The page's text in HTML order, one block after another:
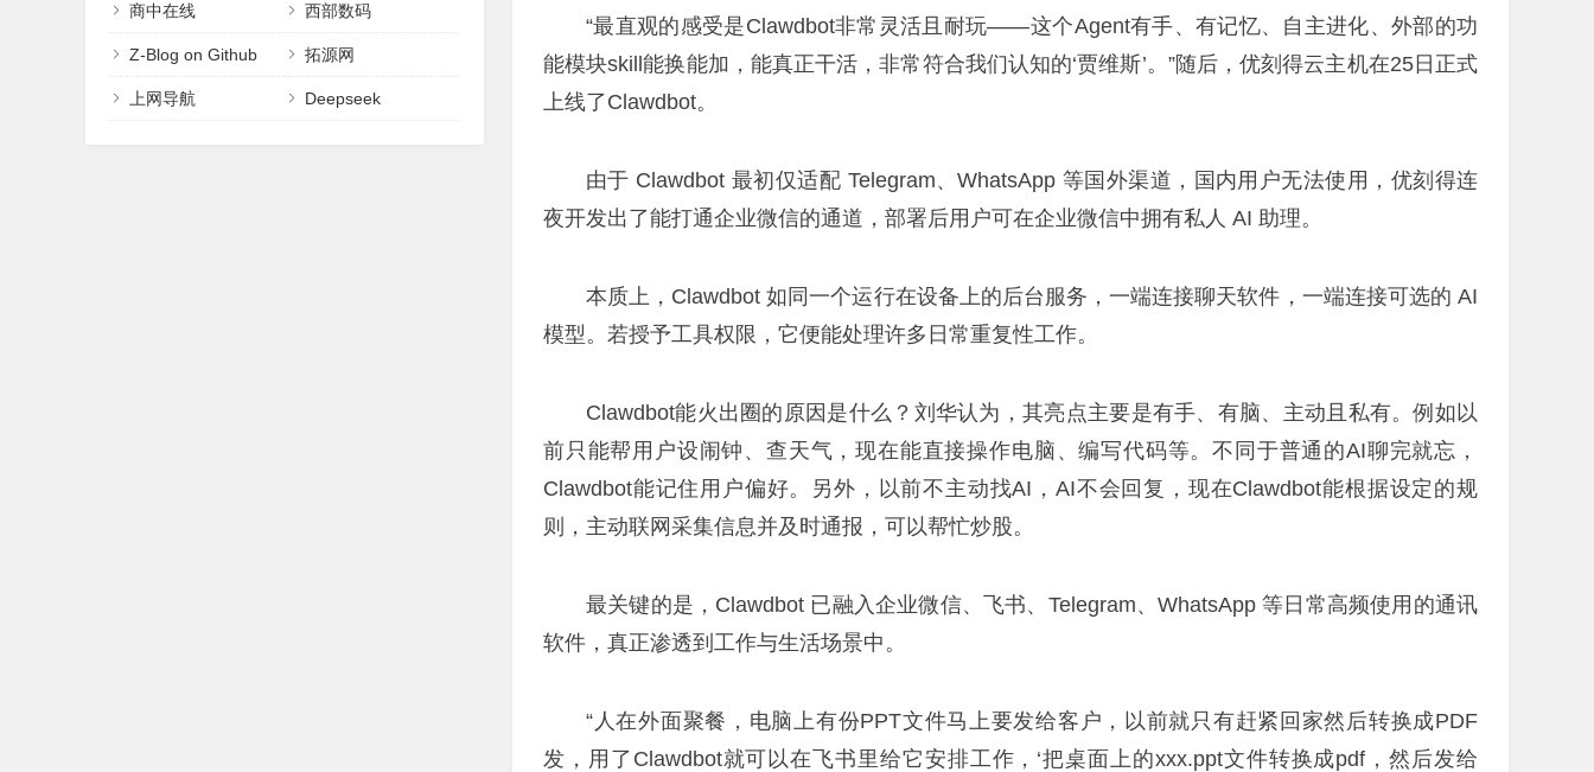
“最直观的感受是Clawdbot非常灵活且耐玩——这个Agent有手、有记忆、自主进化、外部的功
能模块skill能换能加，能真正干活，非常符合我们认知的‘贾维斯’。”随后，优刻得云主机在25日正式
上线了Clawdbot。
由于 Clawdbot 最初仅适配 Telegram、WhatsApp 等国外渠道，国内用户无法使用，优刻得连
夜开发出了能打通企业微信的通道，部署后用户可在企业微信中拥有私人 AI 助理。
本质上，Clawdbot 如同一个运行在设备上的后台服务，一端连接聊天软件，一端连接可选的 AI
模型。若授予工具权限，它便能处理许多日常重复性工作。
Clawdbot能火出圈的原因是什么？刘华认为，其亮点主要是有手、有脑、主动且私有。例如以
前只能帮用户设闹钟、查天气，现在能直接操作电脑、编写代码等。不同于普通的AI聊完就忘，
Clawdbot能记住用户偏好。另外，以前不主动找AI，AI不会回复，现在Clawdbot能根据设定的规
则，主动联网采集信息并及时通报，可以帮忙炒股。
最关键的是，Clawdbot 已融入企业微信、飞书、Telegram、WhatsApp 等日常高频使用的通讯
软件，真正渗透到工作与生活场景中。
“人在外面聚餐，电脑上有份PPT文件马上要发给客户，以前就只有赶紧回家然后转换成PDF
发，用了Clawdbot就可以在飞书里给它安排工作，‘把桌面上的xxx.ppt文件转换成pdf，然后发给
商中在线 西部数码
Z-Blog on Github 拓源网
上网导航 Deepseek